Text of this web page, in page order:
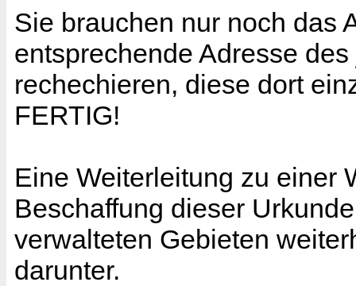
Sie brauchen nur noch das
entsprechende Adresse
rechechieren, diese dort
FERTIG!
Eine Weiterleitung zu einer
Beschaffung dieser
verwalteten Gebieten
darunter.